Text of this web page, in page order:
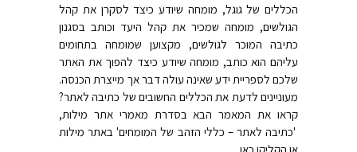
הכללים של גוגל, מומחה שיודע כיצד לסקרן את קהל
הגולשים, מומחה שמכיר את קהל היעד וכותב בסגנון
כתיבה המוכר לגולשים, מקצוען שמומחה בתחומים
עליהם הוא כותב, מומחה שיודע כיצד להפוך את האתר
שלכם לספריית ידע שאינה עולה דבר אך מייצרת הכנסה.
מעוניינים לדעת את הכללים החשובים של כתיבה לאתר?
קראו את המאמר הבא בסדרת מאמרי אתר מילות,
'כתיבה לאתר – כללי הזהב של המומחים' באתר מילות